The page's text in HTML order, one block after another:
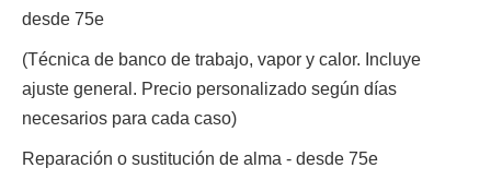
desde 75e
(Técnica de banco de trabajo, vapor y calor. Incluye
ajuste general. Precio personalizado según días
necesarios para cada caso)
Reparación o sustitución de alma - desde 75e